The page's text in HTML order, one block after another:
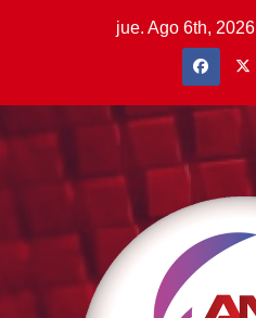
jue. Ago 6th, 2026